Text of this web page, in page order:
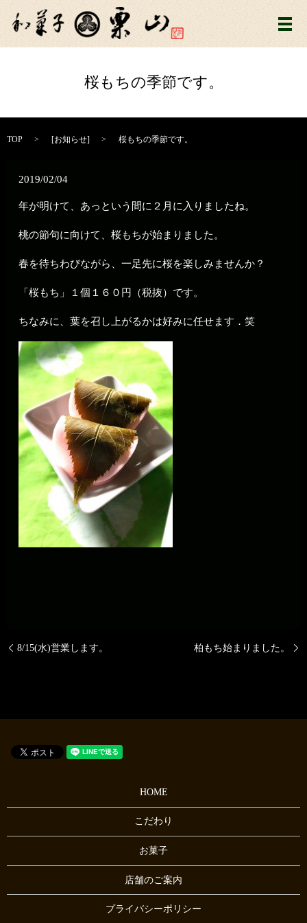
メ
桜もちの季節です。
TOP [お知らせ] 桜もちの季節です。
2019/02/04
年が明けて、あっという間に２月に入りましたね。
桃の節句に向けて、桜もちが始まりました。
春を待ちわびながら、一足先に桜を楽しみませんか？
「桜もち」１個１６０円（税抜）です。
ちなみに、葉を召し上がるかは好みに任せます．笑
8/15(水)営業します。 柏もち始まりました。
HOME
こだわり
お菓子
店舗のご案内
プライバシーポリシー